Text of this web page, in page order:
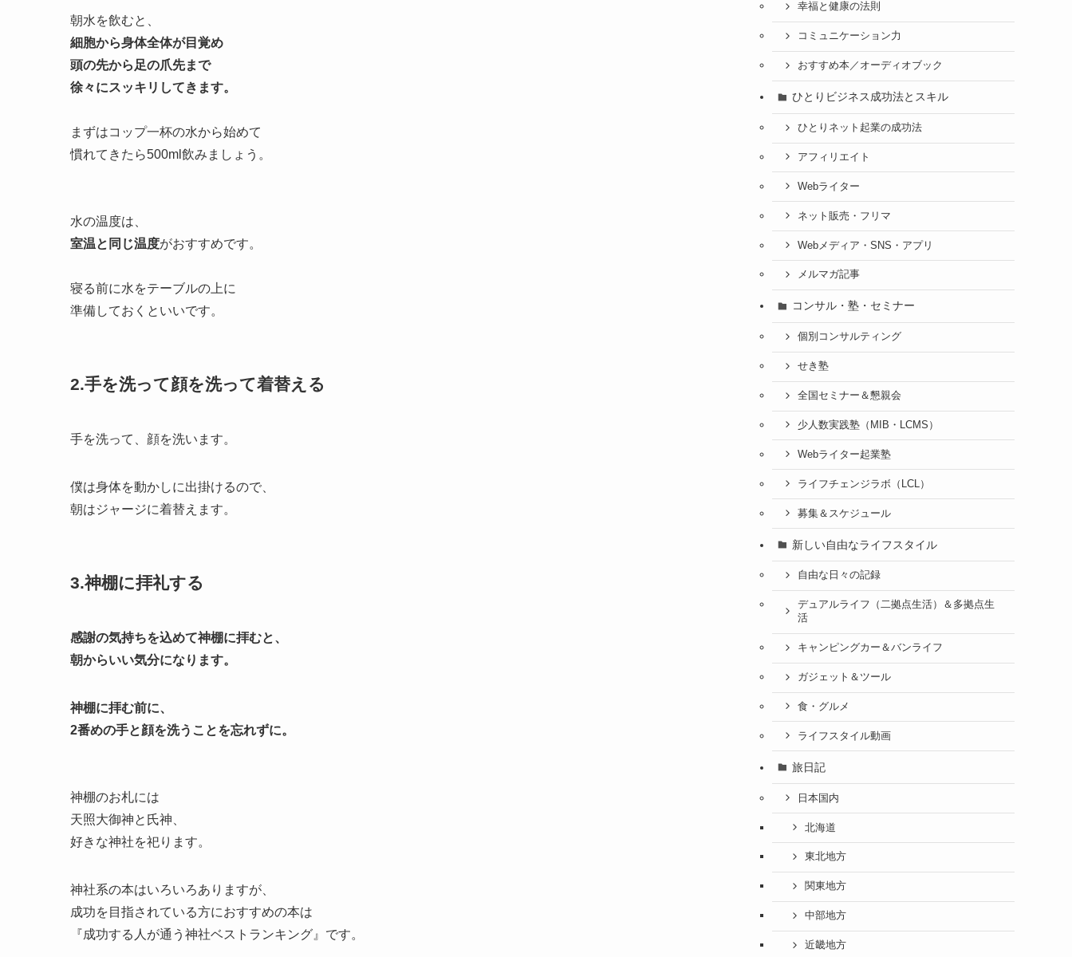
朝水を飲むと、
細胞から身体全体が目覚め
頭の先から足の爪先まで
徐々にスッキリしてきます。
まずはコップ一杯の水から始めて
慣れてきたら500ml飲みましょう。
水の温度は、
室温と同じ温度がおすすめです。
寝る前に水をテーブルの上に
準備しておくといいです。
2.手を洗って顔を洗って着替える
手を洗って、顔を洗います。
僕は身体を動かしに出掛けるので、
朝はジャージに着替えます。
3.神棚に拝礼する
感謝の気持ちを込めて神棚に拝むと、
朝からいい気分になります。
神棚に拝む前に、
2番めの手と顔を洗うことを忘れずに。
神棚のお札には
天照大御神と氏神、
好きな神社を祀ります。
神社系の本はいろいろありますが、
成功を目指されている方におすすめの本は
『成功する人が通う神社ベストランキング』です。
幸福と健康の法則
コミュニケーション力
おすすめ本／オーディオブック
ひとりビジネス成功法とスキル
ひとりネット起業の成功法
アフィリエイト
Webライター
ネット販売・フリマ
Webメディア・SNS・アプリ
メルマガ記事
コンサル・塾・セミナー
個別コンサルティング
せき塾
全国セミナー＆懇親会
少人数実践塾（MIB・LCMS）
Webライター起業塾
ライフチェンジラボ（LCL）
募集＆スケジュール
新しい自由なライフスタイル
自由な日々の記録
デュアルライフ（二拠点生活）＆多拠点生
活
キャンピングカー＆バンライフ
ガジェット＆ツール
食・グルメ
ライフスタイル動画
旅日記
日本国内
北海道
東北地方
関東地方
中部地方
近畿地方